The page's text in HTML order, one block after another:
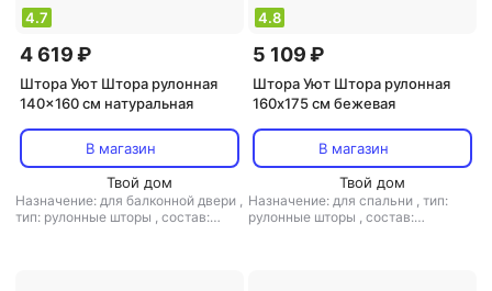
4.7
4 619 ₽
Штора Уют Штора рулонная
140x160 см натуральная
В магазин
Твой дом
Назначение: для балконной двери ,
тип: рулонные шторы , состав:
4.8
5 109 ₽
Штора Уют Штора рулонная
160х175 см бежевая
В магазин
Твой дом
Назначение: для спальни , тип:
рулонные шторы , состав: